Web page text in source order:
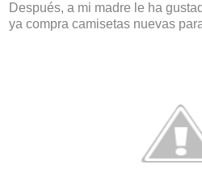
Después, a mi madre le ha
ya compra camisetas nuevas